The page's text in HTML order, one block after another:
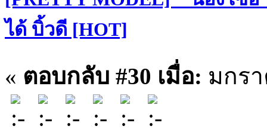
ได้ บิ้วดี [HOT]
« ตอบกลับ #30 เมื่อ: มกรา